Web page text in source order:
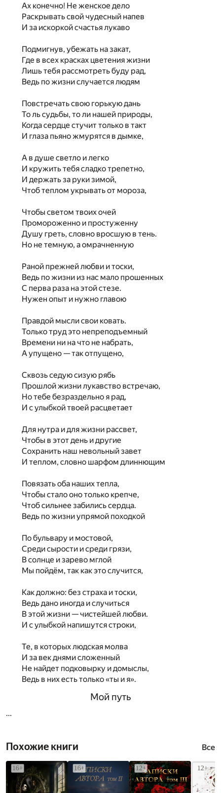
Ах конечно! Не женское дело
Раскрывать свой чудесный напев
И за искоркой счастья лукаво
Подмигнув, убежать на закат,
Где в всех красках цветения жизни
Лишь тебя рассмотреть буду рад,
Ведь по жизни случается людям
Повстречать свою горькую дань
То ль судьбы, то ли нашей природы,
Когда сердце стучит только в такт
И глаза пьяно жмурятся в дымке,
А в душе светло и легко
И кружить тебя сладко трепетно,
И держать за руки зимой,
Чтоб теплом укрывать от мороза,
Чтобы светом твоих очей
Промороженно и простуженну
Душу греть, словно вросшую в тень.
Но не темную, а омрачненную
Раной прежней любви и тоски,
Ведь по жизни из нас мало прошенных
С перва раза на этой стезе.
Нужен опыт и нужно главою
Правдой мысли свои ковать.
Только труд это непреподъемный
Времени ни на что не набрать,
А упущено — так отпущено,
Сквозь седую сизую рябь
Прошлой жизни лукавство встречаю,
Но тебе безраздельно я рад,
И с улыбкой твоей расцветает
Для нутра и для жизни рассвет,
Чтобы в этот день и другие
Сохранить наш невольный завет
И теплом, словно шарфом длиннющим
Повязать оба наших тепла,
Чтобы стало оно только крепче,
Чтоб сильнее забились сердца.
Ведь по жизни упрямой походкой
По бульвару и мостовой,
Среди сырости и среди грязи,
В солнце и зарево мглой
Мы пойдём, так как это случится,
Как должно: без страха и тоски,
Ведь дано иногда и случиться
В этой жизни — чистейшей любви.
И с улыбкой напишутся строки,
Те, в которых людская молва
И за век днями сложенный
Не найдет подковырку и домыслы,
Ведь в них есть только «ты и я».
Мой путь
...
Похожие книги Все